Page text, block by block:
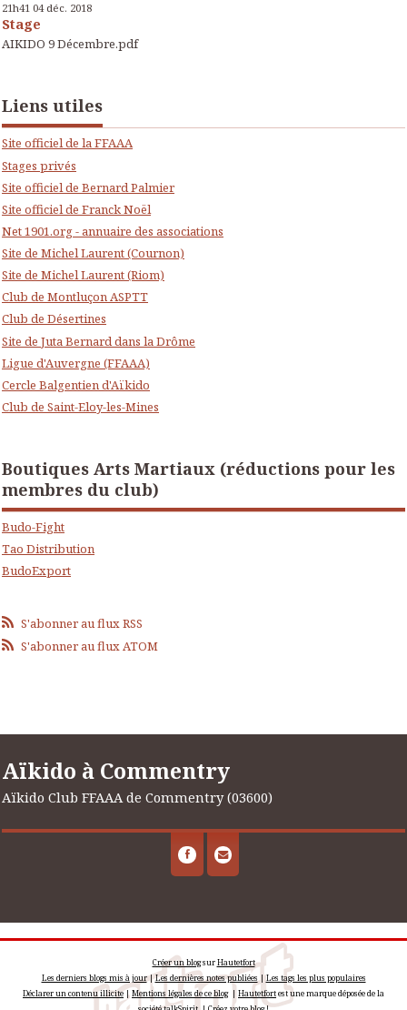
21h41 04 déc. 2018
Stage
AIKIDO 9 Décembre.pdf
Liens utiles
Site officiel de la FFAAA
Stages privés
Site officiel de Bernard Palmier
Site officiel de Franck Noël
Net 1901.org - annuaire des associations
Site de Michel Laurent (Cournon)
Site de Michel Laurent (Riom)
Club de Montluçon ASPTT
Club de Désertines
Site de Juta Bernard dans la Drôme
Ligue d'Auvergne (FFAAA)
Cercle Balgentien d'Aïkido
Club de Saint-Eloy-les-Mines
Boutiques Arts Martiaux (réductions pour les
membres du club)
Budo-Fight
Tao Distribution
BudoExport
S'abonner au flux RSS
S'abonner au flux ATOM
Aïkido à Commentry
Aïkido Club FFAAA de Commentry (03600)
Créer un blogsurHautetfort
Les derniers blogs mis à jour|Les dernières notes publiées |Les tags les plus populaires
Déclarer un contenu illicite|Mentions légales de ce blog| Hautetfortest une marque déposée de la